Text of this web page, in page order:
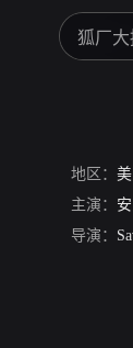
地区： 美
主演：
导演：